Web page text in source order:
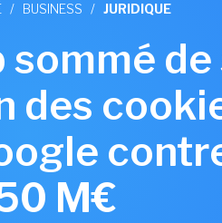
/ BUSINESS / JURIDIQUE
sommé
des
M€